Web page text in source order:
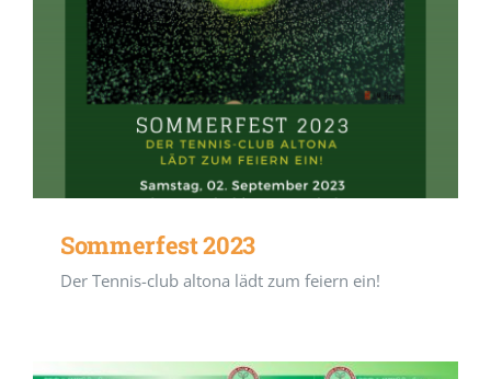
Sommerfest 2023
Der Tennis-club altona lädt zum feiern ein!